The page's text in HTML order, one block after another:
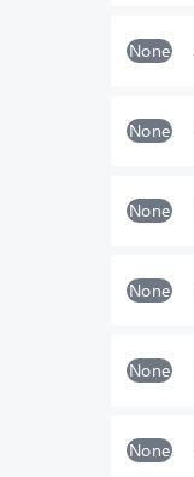
None
None
None
None
None
None